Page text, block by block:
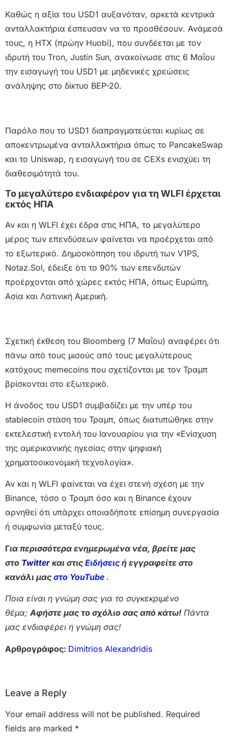
Καθώς η αξία του USD1 αυξανόταν, αρκετά κεντρικά
ανταλλακτήρια έσπευσαν να το προσθέσουν. Ανάμεσά
τους, η HTX (πρώην Huobi), που συνδέεται με τον
ιδρυτή του Tron, Justin Sun, ανακοίνωσε στις 6 Μαΐου
την εισαγωγή του USD1 με μηδενικές χρεώσεις
ανάληψης στο δίκτυο BEP-20.
Παρόλο που το USD1 διαπραγματεύεται κυρίως σε
αποκεντρωμένα ανταλλακτήρια όπως το PancakeSwap
και το Uniswap, η εισαγωγή του σε CEXs ενισχύει τη
διαθεσιμότητά του.
Το μεγαλύτερο ενδιαφέρον για τη WLFI έρχεται
εκτός ΗΠΑ
Αν και η WLFI έχει έδρα στις ΗΠΑ, το μεγαλύτερο
μέρος των επενδύσεων φαίνεται να προέρχεται από
το εξωτερικό. Δημοσκόπηση του ιδρυτή των V1PS,
Notaz.Sol, έδειξε ότι το 90% των επενδυτών
προέρχονται από χώρες εκτός ΗΠΑ, όπως Ευρώπη,
Ασία και Λατινική Αμερική.
Σχετική έκθεση του Bloomberg (7 Μαΐου) αναφέρει ότι
πάνω από τους μισούς από τους μεγαλύτερους
κατόχους memecoins που σχετίζονται με τον Τραμπ
βρίσκονται στο εξωτερικό.
Η άνοδος του USD1 συμβαδίζει με την υπέρ του
stablecoin στάση του Τραμπ, όπως διατυπώθηκε στην
εκτελεστική εντολή του Ιανουαρίου για την «Ενίσχυση
της αμερικανικής ηγεσίας στην ψηφιακή
χρηματοοικονομική τεχνολογία».
Αν και η WLFI φαίνεται να έχει στενή σχέση με την
Binance, τόσο ο Τραμπ όσο και η Binance έχουν
αρνηθεί ότι υπάρχει οποιαδήποτε επίσημη συνεργασία
ή συμφωνία μεταξύ τους.
Για περισσότερα ενημερωμένα νέα, βρείτε μας
στο Twitter και στις Ειδήσεις ή εγγραφείτε στο
κανάλι μας στο YouTube .
Ποια είναι η γνώμη σας για το συγκεκριμένο
θέμα;Αφήστε μας το σχόλιο σας από κάτω! Πάντα
μας ενδιαφέρει η γνώμη σας!
Αρθρογράφος: Dimitrios Alexandridis
Leave a Reply
Your email address will not be published. Required
fields are marked *